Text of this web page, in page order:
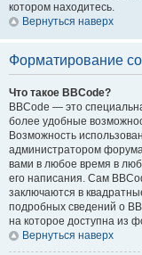
котором находитесь.
Вернуться наверх
Форматирование
Что такое BBCode?
BBCode — это
более удобные
Возможность
администратором
вами в любое время в
его написания. Сам
заключаются в
подробных сведений о
на которое доступна из
Вернуться наверх